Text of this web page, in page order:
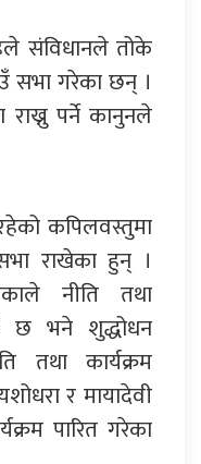
संविधानले तोके
सभा गरेका छन् ।
पर्ने कानुनले
कपिलवस्तुमा
राखेका हुन् ।
नीति तथा
छ भने शुद्धोधन
तथा कार्यक्रम
र मायादेवी
पारित गरेका